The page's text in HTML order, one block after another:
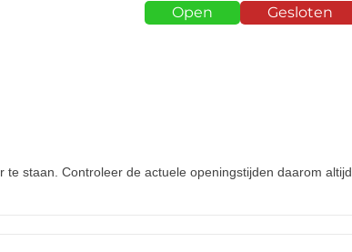
te staan. Controleer de actuele openingstijden daarom altijd
Open Gesloten